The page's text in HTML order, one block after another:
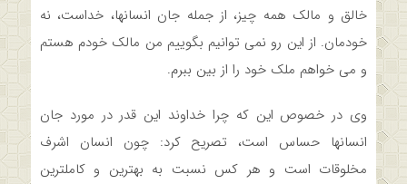
خالق و مالک همه چیز، از جمله جان انسانها، خداست، نه
خودمان. از این رو نمی توانیم بگوییم من مالک خودم هستم
و می خواهم ملک خود را از بین ببرم.
وی در خصوص این‌ که چرا خداوند این قدر در مورد جان
انسانها حساس است، تصریح کرد: چون انسان اشرف
مخلوقات است و هر کس نسبت به بهترین و کاملترین